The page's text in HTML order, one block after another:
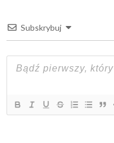
Subskrybuj